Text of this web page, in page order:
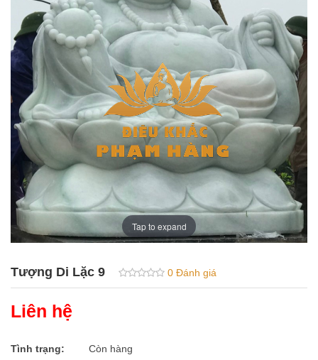
Tượng Kim Cang
Tượng ông thiện - ông ác
Mục đồng
Cá chép hoá rồng
Chân đèn
Adida
Tượng Phúc Lộc Thọ
Phật Tứ Diện _ Tam Diện
Phật Niết Bàn
Vườn lộc uyển
Tượng Voi
Tap to expand
Tượng Di Lặc 9 0 Đánh giá
Liên hệ
Tình trạng: Còn hàng